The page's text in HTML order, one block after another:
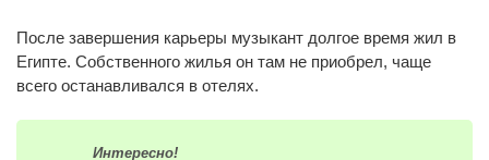
После завершения карьеры музыкант долгое время жил в
Египте. Собственного жилья он там не приобрел, чаще
всего останавливался в отелях.
Интересно!